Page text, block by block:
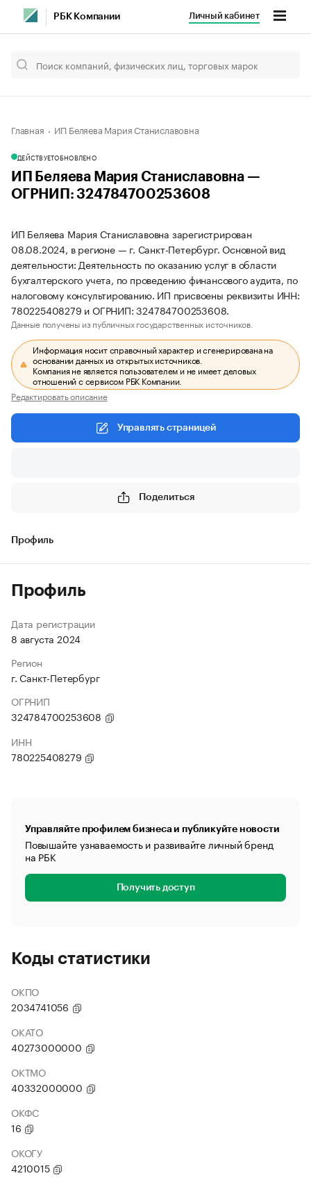
РБК Компании Личный кабинет
Главная ИП Беляева Мария Станиславовна
ДЕЙСТВУЕТОБНОВЛЕНО
ИП Беляева Мария Станиславовна —
ОГРНИП: 324784700253608
ИП Беляева Мария Станиславовна зарегистрирован
08.08.2024, в регионе — г. Санкт-Петербург. Основной вид
деятельности: Деятельность по оказанию услуг в области
бухгалтерского учета, по проведению финансового аудита, по
налоговому консультированию. ИП присвоены реквизиты ИНН:
780225408279 и ОГРНИП: 324784700253608.
Данные получены из публичных государственных источников.
Информация носит справочный характер и сгенерирована на
основании данных из открытых источников.
Компания не является пользователем и не имеет деловых
отношений с сервисом РБК Компании.
Редактировать описание
Управлять страницей
Поделиться
Профиль
Профиль
Дата регистрации
8 августа 2024
Регион
г. Санкт-Петербург
ОГРНИП
324784700253608
ИНН
780225408279
Управляйте профилем бизнеса и публикуйте новости
Повышайте узнаваемость и развивайте личный бренд
на РБК
Получить доступ
Коды статистики
ОКПО
2034741056
ОКАТО
40273000000
ОКТМО
40332000000
ОКФС
16
ОКОГУ
4210015